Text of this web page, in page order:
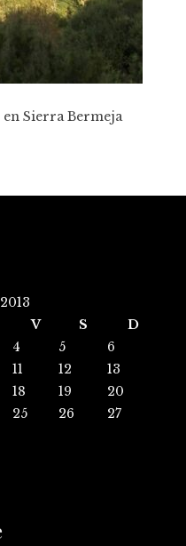
Sierra Bermeja
V S
D
4 5
6
11 12
13
18 19
20
25 26
27